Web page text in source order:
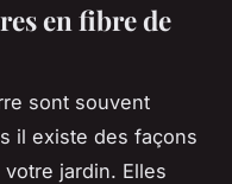
en fibre de
sont souvent
il existe des façons
jardin. Elles